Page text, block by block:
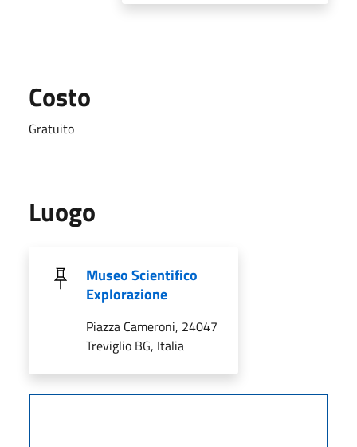
Costo
Gratuito
Luogo
Museo Scientifico
Explorazione
Piazza Cameroni, 24047
Treviglio BG, Italia